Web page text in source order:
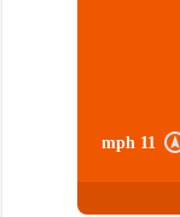
11 mph